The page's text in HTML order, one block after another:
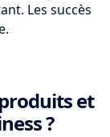
Les succès
et
?